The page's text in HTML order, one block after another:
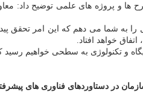
ها و پروژه های علمی توضیح داد:
به شما می دهم که این امر تحقق
خواهد افتاد.
و تکنولوژی به سطحی خواهیم رسید
در دستاوردهای فناوری های